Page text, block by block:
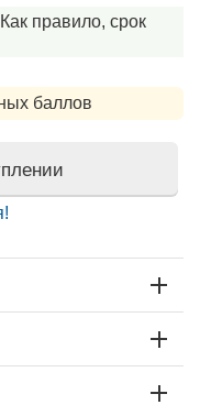
правило, срок
баллов